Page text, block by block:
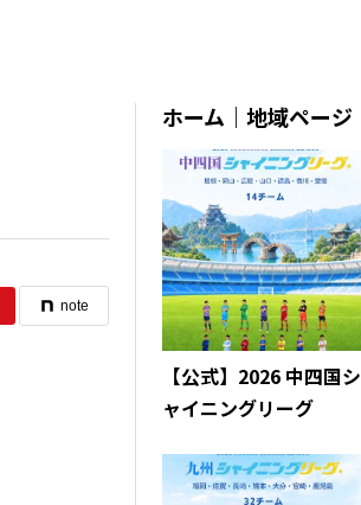
note
ホーム｜地域ページ
【公式】2026 中四国シ
ャイニングリーグ